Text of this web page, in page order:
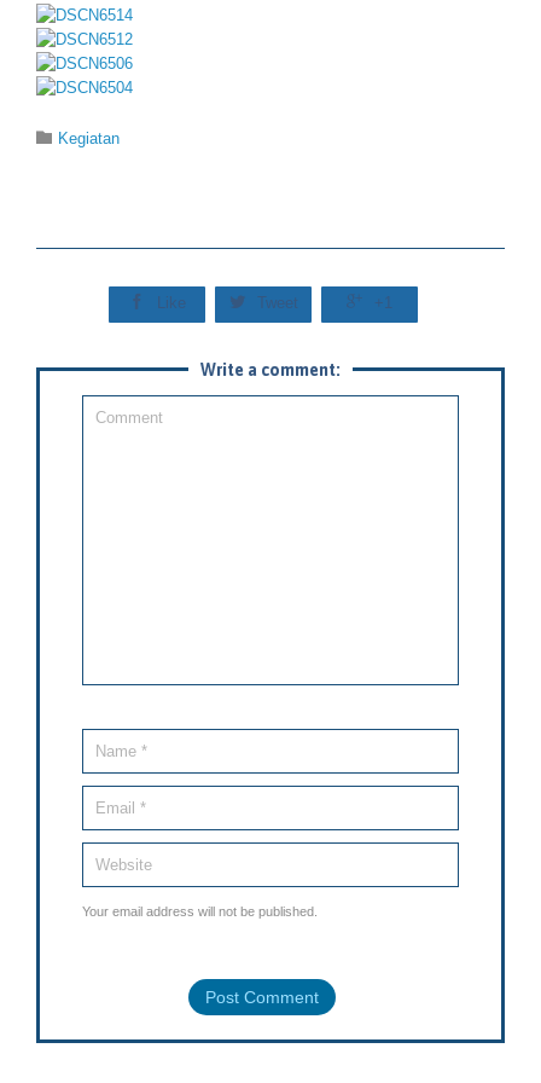
 Category
Kegiatan
 Like  Tweet  +1
Write a comment:
Your email address will not be published.